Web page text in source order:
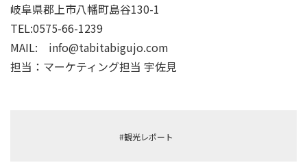
岐阜県郡上市八幡町島谷130-1
TEL:0575-66-1239
MAIL: info@tabitabigujo.com
担当：マーケティング担当 宇佐見
#観光レポート